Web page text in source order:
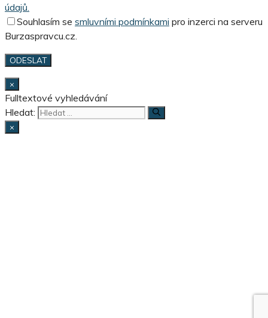
údajů.
Souhlasím se smluvními podmínkami pro inzerci na serveru
Burzaspravcu.cz.
×
Fulltextové vyhledávání
Hledat:
×